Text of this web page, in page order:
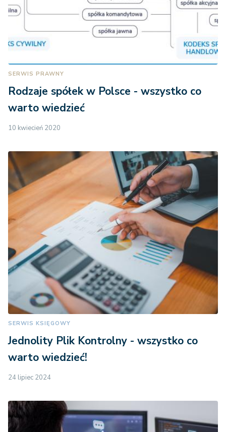
SERWIS PRAWNY
Rodzaje spółek w Polsce - wszystko co
warto wiedzieć
10 kwiecień 2020
SERWIS KSIĘGOWY
Jednolity Plik Kontrolny - wszystko co
warto wiedzieć!
24 lipiec 2024